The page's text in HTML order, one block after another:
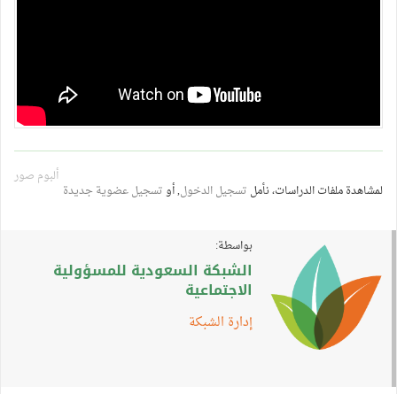
ألبوم صور
لمشاهدة ملفات الدراسات، نأمل تسجيل الدخول, أوتسجيل عضوية جديدة
بواسطة:
الشبكة السعودية للمسؤولية
الاجتماعية
إدارة الشبكة